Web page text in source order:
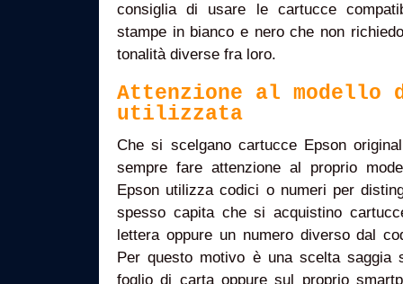
consiglia di usare le cartucce
stampe in bianco e nero che non
tonalità diverse fra loro.
Attenzione al modello
utilizzata
Che si scelgano cartucce Epson
sempre fare attenzione al proprio
Epson utilizza codici o numeri per
spesso capita che si acquistino
lettera oppure un numero diverso dal
Per questo motivo è una scelta saggia
foglio di carta oppure sul proprio